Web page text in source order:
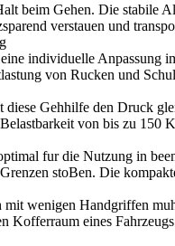
beim Gehen. Die stabile
verstauen und
individuelle Anpassung
von Rucken und
Gehhilfe den Druck
von bis zu 150
fur die Nutzung in
stoBen. Die
wenigen Handgriffen
Kofferraum eines